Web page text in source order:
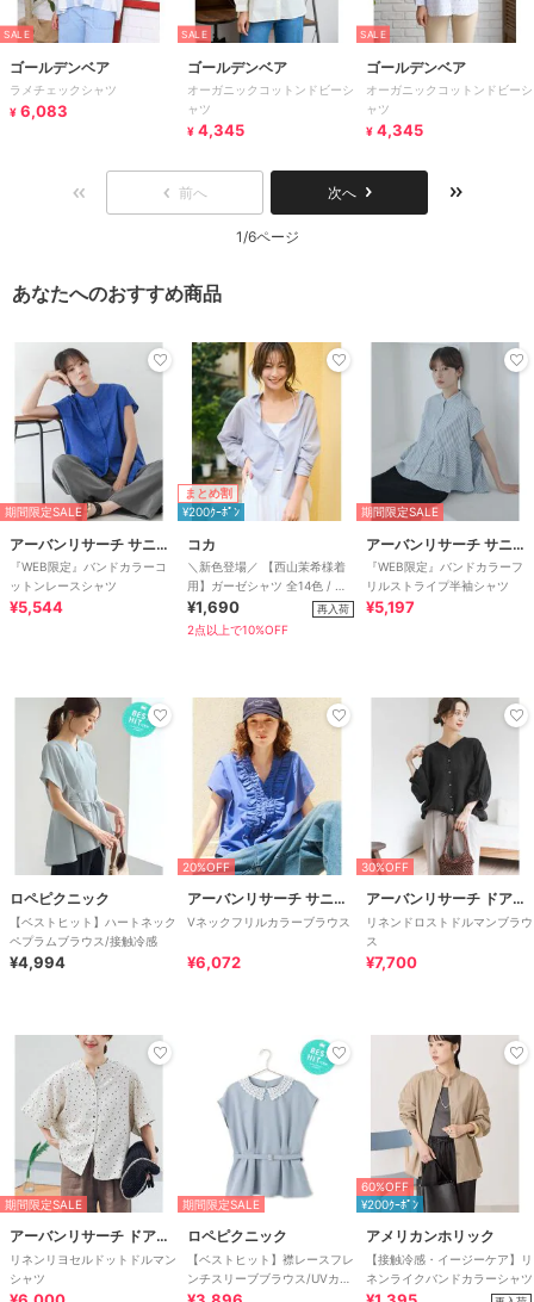
SALE
ゴールデンベア
ラメチェックシャツ
¥ 6,083
SALE
ゴールデンベア
オーガニックコットンドビーシ
ャツ
¥ 4,345
SALE
ゴールデンベア
オーガニックコットンドビーシ
ャツ
¥ 4,345
前へ 次へ
1/6ページ
あなたへのおすすめ商品
期間限定SALE
アーバンリサーチ サニーレーベル
『WEB限定』バンドカラーコ
ットンレースシャツ
¥5,544
まとめ割
¥200ｸｰﾎﾟﾝ
コカ
＼新色登場／ 【西山茉希様着
用】ガーゼシャツ 全14色 / 冷
房対策
¥1,690 再入荷
2点以上で10%OFF
期間限定SALE
アーバンリサーチ サニーレーベル
『WEB限定』バンドカラーフ
リルストライプ半袖シャツ
¥5,197
ロペピクニック
【ベストヒット】ハートネック
ペプラムブラウス/接触冷感
¥4,994
20%OFF
アーバンリサーチ サニーレーベル
Vネックフリルカラーブラウス
¥6,072
30%OFF
アーバンリサーチ ドアーズ
リネンドロストドルマンブラウ
ス
¥7,700
期間限定SALE
アーバンリサーチ ドアーズ
リネンリヨセルドットドルマン
シャツ
期間限定SALE
ロペピクニック
【ベストヒット】襟レースフレ
ンチスリーブブラウス/UVカッ
ト
60%OFF
¥200ｸｰﾎﾟﾝ
アメリカンホリック
【接触冷感・イージーケア】リ
ネンライクバンドカラーシャツ